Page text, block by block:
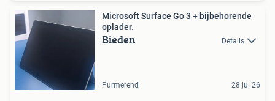
Microsoft Surface Go 3 + bijbehorende
oplader.
Bieden Details
Purmerend 28 jul 26